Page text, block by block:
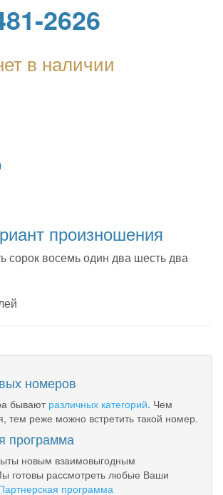
2626
в наличии
произношения
сорок восемь один два шесть два
номеров
бывают различных категорий. Чем
тем реже можно встретить такой номер.
программа
новым взаимовыгодным
готовы рассмотреть любые Ваши
программа